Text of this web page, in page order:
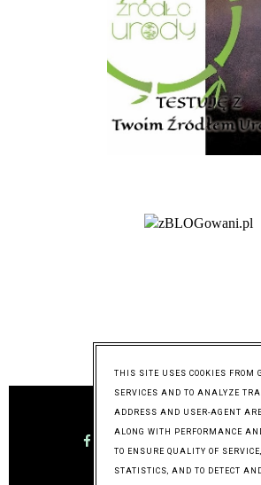
@mymixoflife
THIS SITE USES COOKIES FROM
SERVICES AND TO ANALYZE
ADDRESS AND USER-AGENT
ALONG WITH PERFORMANCE
TO ENSURE QUALITY OF
STATISTICS, AND TO DETECT